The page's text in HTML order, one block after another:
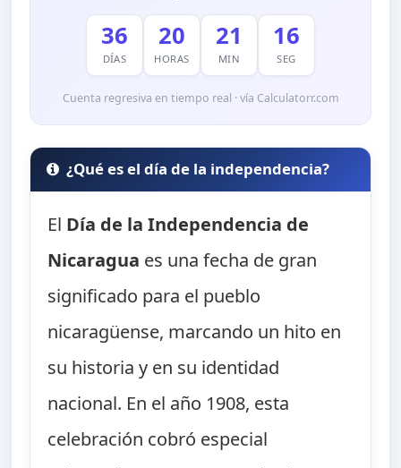
36
DÍAS
20
HORAS
21
MIN
15
SEG
Cuenta regresiva en tiempo real · vía Calculatorr.com
¿Qué es el día de la independencia?
El Día de la Independencia de
Nicaragua es una fecha de gran
significado para el pueblo
nicaragüense, marcando un hito en
su historia y en su identidad
nacional. En el año 1908, esta
celebración cobró especial